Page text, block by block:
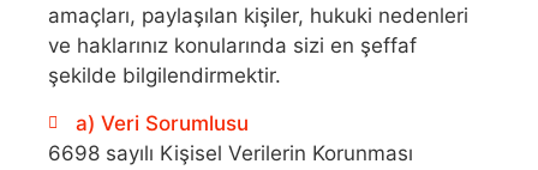
amaçları, paylaşılan kişiler, hukuki nedenleri
ve haklarınız konularında sizi en şeffaf
şekilde bilgilendirmektir.
a) Veri Sorumlusu
6698 sayılı Kişisel Verilerin Korunması